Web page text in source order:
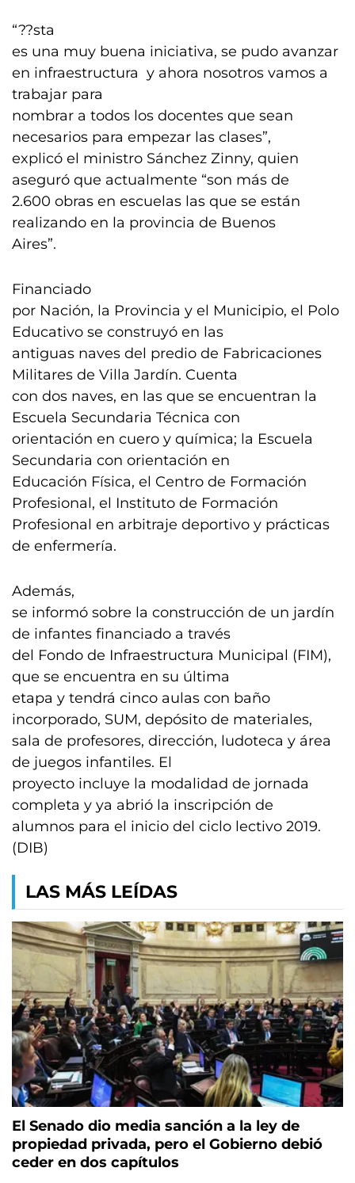
“??sta
es una muy buena iniciativa, se pudo avanzar
en infraestructura y ahora nosotros vamos a
trabajar para
nombrar a todos los docentes que sean
necesarios para empezar las clases”,
explicó el ministro Sánchez Zinny, quien
aseguró que actualmente “son más de
2.600 obras en escuelas las que se están
realizando en la provincia de Buenos
Aires”.
Financiado
por Nación, la Provincia y el Municipio, el Polo
Educativo se construyó en las
antiguas naves del predio de Fabricaciones
Militares de Villa Jardín. Cuenta
con dos naves, en las que se encuentran la
Escuela Secundaria Técnica con
orientación en cuero y química; la Escuela
Secundaria con orientación en
Educación Física, el Centro de Formación
Profesional, el Instituto de Formación
Profesional en arbitraje deportivo y prácticas
de enfermería.
Además,
se informó sobre la construcción de un jardín
de infantes financiado a través
del Fondo de Infraestructura Municipal (FIM),
que se encuentra en su última
etapa y tendrá cinco aulas con baño
incorporado, SUM, depósito de materiales,
sala de profesores, dirección, ludoteca y área
de juegos infantiles. El
proyecto incluye la modalidad de jornada
completa y ya abrió la inscripción de
alumnos para el inicio del ciclo lectivo 2019.
(DIB)
LAS MÁS LEÍDAS
El Senado dio media sanción a la ley de
propiedad privada, pero el Gobierno debió
ceder en dos capítulos